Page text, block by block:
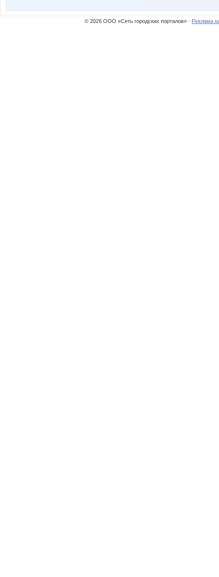
© 2026 ООО «Сеть городских порталов» · Реклама